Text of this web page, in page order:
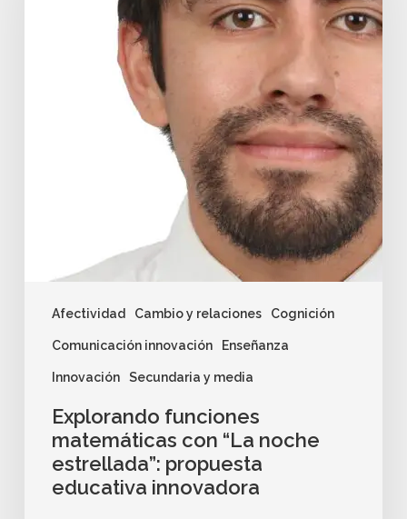
Afectividad Cambio y relaciones Cognición
Comunicación innovación Enseñanza
Innovación Secundaria y media
Explorando funciones
matemáticas con “La noche
estrellada”: propuesta
educativa innovadora